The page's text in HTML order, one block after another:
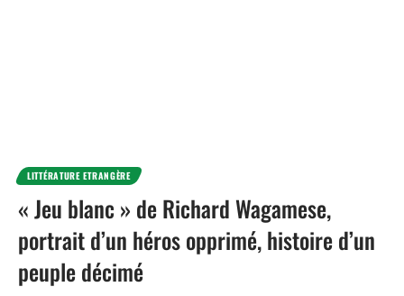
LITTÉRATURE ETRANGÈRE
« Jeu blanc » de Richard Wagamese,
portrait d’un héros opprimé, histoire d’un
peuple décimé